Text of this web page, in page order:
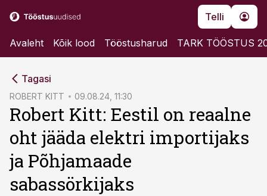
Telli
Avaleht Kõik lood Tööstusharud TARK TÖÖSTUS
Tagasi
ROBERT KITT 09.08.24, 11:30
Robert Kitt: Eestil on reaalne
oht jääda elektri importijaks
ja Põhjamaade
sabassörkijaks